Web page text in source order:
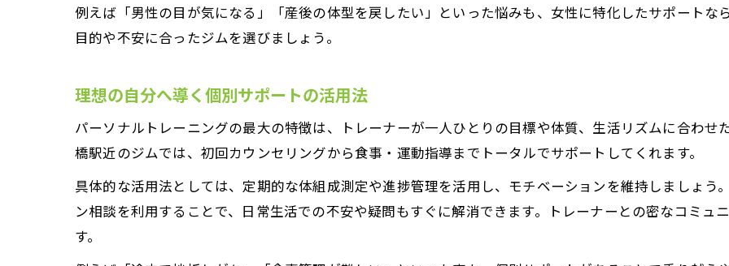
手ぶらで通えるパーソナルトレーニングとは
忙しい人にぴったりな駅近トレーニング環境
例えば「男性の目が気になる」「産後の体型を戻したい」といった悩みも、女性に特化したサポートな
目的や不安に合ったジムを選びましょう。
理想の自分へ導く個別サポートの活用法
パーソナルトレーニングの最大の特徴は、トレーナーが一人ひとりの目標や体質、生活リズムに合わせ
橋駅近のジムでは、初回カウンセリングから食事・運動指導までトータルでサポートしてくれます。
具体的な活用法としては、定期的な体組成測定や進捗管理を活用し、モチベーションを維持しましょう
ン相談を利用することで、日常生活での不安や疑問もすぐに解消できます。トレーナーとの密なコミュ
す。